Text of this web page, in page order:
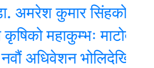
कुमार सिंहको संसदमा
महाकुम्भः माटोदेखि गोबर
भोलिदेखि, पर्सि